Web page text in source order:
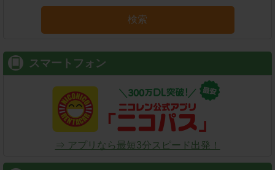
検索
スマートフォン
⇒ アプリなら最短3分スピード出発！